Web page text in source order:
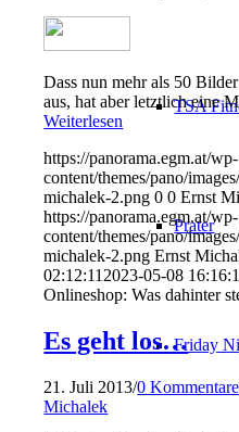
TSA
Prater
Friday
Dass nun mehr als 50
aus, hat aber letztlich eine
Weiterlesen
https://panorama.egm.at/wp-
content/themes/pano/
michalek-2.png 0 0 Ernst
https://panorama.egm.at/wp-
content/themes/pano/
michalek-2.png Ernst
02:12:11 2023-05-08
Onlineshop: Was dahinter
Es geht los…
21. Juli 2013/0 Kommentare
Michalek